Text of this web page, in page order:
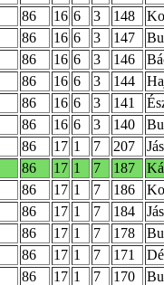
86 16 6 3 148
86 16 6 3 147
86 16 6 3 146
86 16 6 3 144
86 16 6 3 141
86 16 6 3 140
86 17 1 7 207
86 17 1 7 187
86 17 1 7 186
86 17 1 7 184
86 17 1 7 178
86 17 1 7 171
86 17 1 7 170